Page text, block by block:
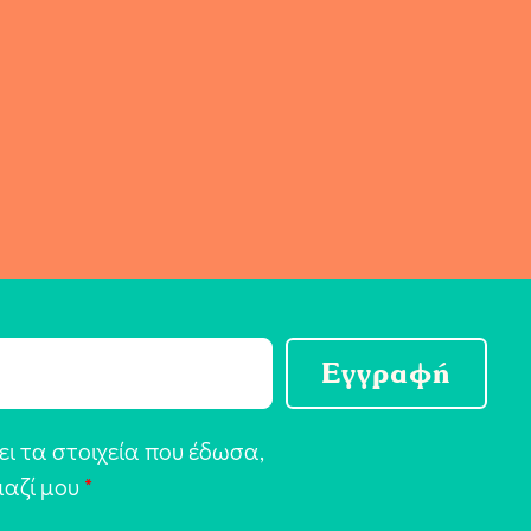
τα στοιχεία που έδωσα,
μου *
Εγγραφή